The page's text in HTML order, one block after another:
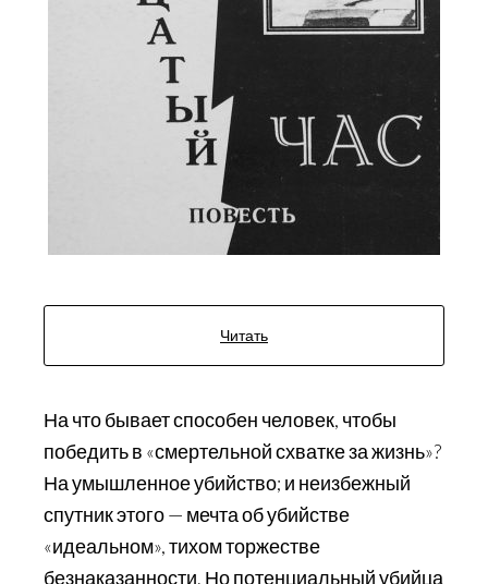
Читать
На что бывает способен человек, чтобы
победить в «смертельной схватке за жизнь»?
На умышленное убийство; и неизбежный
спутник этого — мечта об убийстве
«идеальном», тихом торжестве
безнаказанности. Но потенциальный убийца